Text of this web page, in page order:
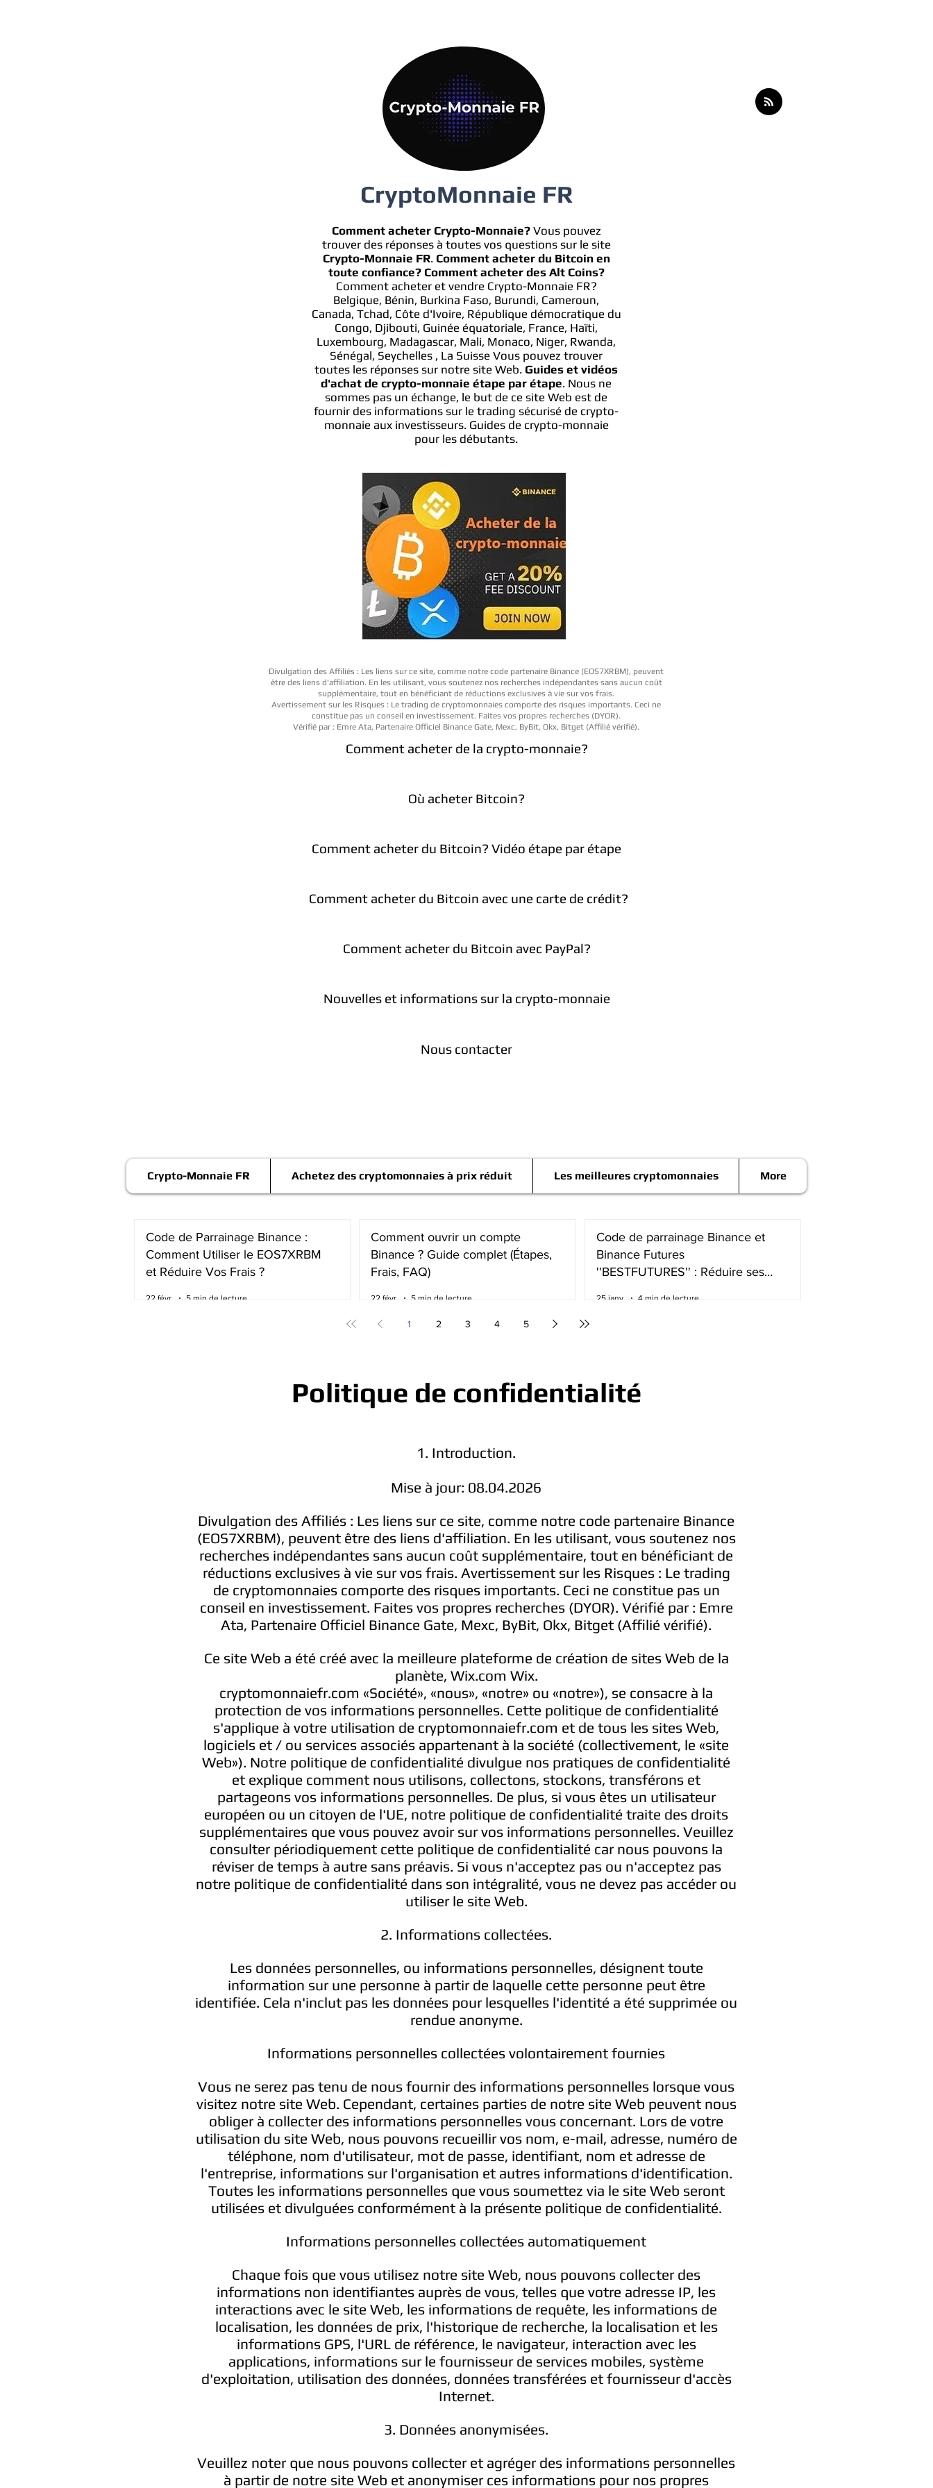
CryptoMonnaie FR
Comment acheter Crypto-Monnaie?Vous pouvez
trouver des réponses à toutes vos questions sur le site
Crypto-Monnaie FR. Comment acheter du Bitcoin en
toute confiance? Comment acheter des Alt Coins?
Comment acheter et vendre Crypto-Monnaie FR?
Belgique, Bénin, Burkina Faso, Burundi, Cameroun,
Canada, Tchad, Côte d'Ivoire, République démocratique du
Congo, Djibouti, Guinée équatoriale, France, Haïti,
Luxembourg, Madagascar, Mali, Monaco, Niger, Rwanda,
Sénégal, Seychelles , La Suisse Vous pouvez trouver
toutes les réponses sur notre site Web. Guides et vidéos
d'achat de crypto-monnaie étape par étape. Nous ne
sommes pas un échange, le but de ce site Web est de
fournir des informations sur le trading sécurisé de crypto-
monnaie aux investisseurs. Guides de crypto-monnaie
pour les débutants.
Divulgation des Affiliés : Les liens sur ce site, comme notre code partenaire Binance (EOS7XRBM), peuvent
être des liens d'affiliation. En les utilisant, vous soutenez nos recherches indépendantes sans aucun coût
supplémentaire, tout en bénéficiant de réductions exclusives à vie sur vos frais.
Avertissement sur les Risques : Le trading de cryptomonnaies comporte des risques importants. Ceci ne
constitue pas un conseil en investissement. Faites vos propres recherches (DYOR).
Vérifié par : Emre Ata, Partenaire Officiel Binance Gate, Mexc, ByBit, Okx, Bitget (Affilié vérifié).
Comment acheter de la crypto-monnaie?
Où acheter Bitcoin?
Comment acheter du Bitcoin? Vidéo étape par étape
Comment acheter du Bitcoin avec une carte de crédit?
Comment acheter du Bitcoin avec PayPal?
Nouvelles et informations sur la crypto-monnaie
Nous contacter
Crypto-Monnaie FR Achetez des cryptomonnaies à prix réduit Les meilleures cryptomonnaies More
Code de Parrainage Binance :
Comment Utiliser le EOS7XRBM
et Réduire Vos Frais ?
22 févr. 5 min de lecture
Comment ouvrir un compte
Binance ? Guide complet (Étapes,
Frais, FAQ)
22 févr. 5 min de lecture
Code de parrainage Binance et
Binance Futures
''BESTFUTURES'' : Réduire ses
25 janv. 4 min de lecture
1 2 3 4 5
Politique de confidentialité
1. Introduction.
Mise à jour: 08.04.2026
Divulgation des Affiliés : Les liens sur ce site, comme notre code partenaire Binance
(EOS7XRBM), peuvent être des liens d'affiliation. En les utilisant, vous soutenez nos
recherches indépendantes sans aucun coût supplémentaire, tout en bénéficiant de
réductions exclusives à vie sur vos frais. Avertissement sur les Risques : Le trading
de cryptomonnaies comporte des risques importants. Ceci ne constitue pas un
conseil en investissement. Faites vos propres recherches (DYOR). Vérifié par : Emre
Ata, Partenaire Officiel Binance Gate, Mexc, ByBit, Okx, Bitget (Affilié vérifié).
Ce site Web a été créé avec la meilleure plateforme de création de sites Web de la
planète, Wix.com Wix.
cryptomonnaiefr.com «Société», «nous», «notre» ou «notre»), se consacre à la
protection de vos informations personnelles. Cette politique de confidentialité
s'applique à votre utilisation de cryptomonnaiefr.com et de tous les sites Web,
logiciels et / ou services associés appartenant à la société (collectivement, le «site
Web»). Notre politique de confidentialité divulgue nos pratiques de confidentialité
et explique comment nous utilisons, collectons, stockons, transférons et
partageons vos informations personnelles. De plus, si vous êtes un utilisateur
européen ou un citoyen de l'UE, notre politique de confidentialité traite des droits
supplémentaires que vous pouvez avoir sur vos informations personnelles. Veuillez
consulter périodiquement cette politique de confidentialité car nous pouvons la
réviser de temps à autre sans préavis. Si vous n'acceptez pas ou n'acceptez pas
notre politique de confidentialité dans son intégralité, vous ne devez pas accéder ou
utiliser le site Web.
2. Informations collectées.
Les données personnelles, ou informations personnelles, désignent toute
information sur une personne à partir de laquelle cette personne peut être
identifiée. Cela n'inclut pas les données pour lesquelles l'identité a été supprimée ou
rendue anonyme.
Informations personnelles collectées volontairement fournies
Vous ne serez pas tenu de nous fournir des informations personnelles lorsque vous
visitez notre site Web. Cependant, certaines parties de notre site Web peuvent nous
obliger à collecter des informations personnelles vous concernant. Lors de votre
utilisation du site Web, nous pouvons recueillir vos nom, e-mail, adresse, numéro de
téléphone, nom d'utilisateur, mot de passe, identifiant, nom et adresse de
l'entreprise, informations sur l'organisation et autres informations d'identification.
Toutes les informations personnelles que vous soumettez via le site Web seront
utilisées et divulguées conformément à la présente politique de confidentialité.
Informations personnelles collectées automatiquement
Chaque fois que vous utilisez notre site Web, nous pouvons collecter des
informations non identifiantes auprès de vous, telles que votre adresse IP, les
interactions avec le site Web, les informations de requête, les informations de
localisation, les données de prix, l'historique de recherche, la localisation et les
informations GPS, l'URL de référence, le navigateur, interaction avec les
applications, informations sur le fournisseur de services mobiles, système
d'exploitation, utilisation des données, données transférées et fournisseur d'accès
Internet.
3. Données anonymisées.
Veuillez noter que nous pouvons collecter et agréger des informations personnelles
à partir de notre site Web et anonymiser ces informations pour nos propres